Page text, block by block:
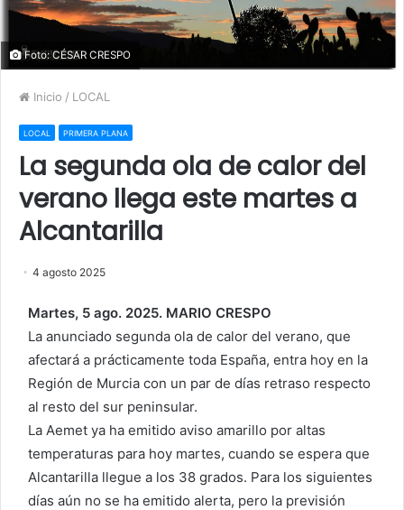
Foto: CÉSAR CRESPO
Inicio / LOCAL
LOCAL PRIMERA PLANA
La segunda ola de calor del
verano llega este martes a
Alcantarilla
4 agosto 2025
Martes, 5 ago. 2025. MARIO CRESPO
La anunciado segunda ola de calor del verano, que
afectará a prácticamente toda España, entra hoy en la
Región de Murcia con un par de días retraso respecto
al resto del sur peninsular.
La Aemet ya ha emitido aviso amarillo por altas
temperaturas para hoy martes, cuando se espera que
Alcantarilla llegue a los 38 grados. Para los siguientes
días aún no se ha emitido alerta, pero la previsión